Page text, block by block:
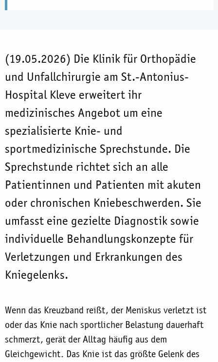
(19.05.2026) Die Klinik für Orthopädie
und Unfallchirurgie am St.-Antonius-
Hospital Kleve erweitert ihr
medizinisches Angebot um eine
spezialisierte Knie- und
sportmedizinische Sprechstunde. Die
Sprechstunde richtet sich an alle
Patientinnen und Patienten mit akuten
oder chronischen Kniebeschwerden. Sie
umfasst eine gezielte Diagnostik sowie
individuelle Behandlungskonzepte für
Verletzungen und Erkrankungen des
Kniegelenks.
Wenn das Kreuzband reißt, der Meniskus verletzt ist
oder das Knie nach sportlicher Belastung dauerhaft
schmerzt, gerät der Alltag häufig aus dem
Gleichgewicht. Das Knie ist das größte Gelenk des